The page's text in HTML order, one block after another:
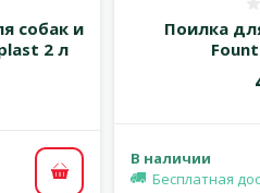
собак и
2 л
В корзину
Поилка
В наличии
Бесплатная